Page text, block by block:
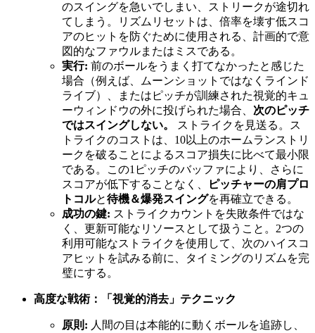
のスイングを急いでしまい、ストリークが途切れ
てしまう。リズムリセットは、倍率を壊す低スコ
アのヒットを防ぐために使用される、計画的で意
図的なファウルまたはミスである。
実行: 前のボールをうまく打てなかったと感じた
場合（例えば、ムーンショットではなくラインド
ライブ）、またはピッチが訓練された視覚的キュ
ーウィンドウの外に投げられた場合、 次のピッチ
ではスイングしない。
ストライクを見送る。ス
トライクのコストは、10以上のホームランストリ
ークを破ることによるスコア損失に比べて最小限
である。この1ピッチのバッファにより、さらに
スコアが低下することなく、
ピッチャーの肩プロ
トコルと待機＆爆発スイングを再確立できる。
成功の鍵: ストライクカウントを失敗条件ではな
く、更新可能なリソースとして扱うこと。2つの
利用可能なストライクを使用して、次のハイスコ
アヒットを試みる前に、タイミングのリズムを完
璧にする。
高度な戦術：「視覚的消去」テクニック
原則: 人間の目は本能的に動くボールを追跡し、